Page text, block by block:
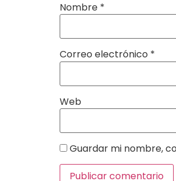
Nombre *
Correo electrónico *
Web
Guardar mi nombre,